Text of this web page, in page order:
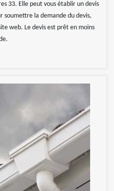
33. Elle peut vous établir un devis
la demande du devis,
web. Le devis est prêt en moins